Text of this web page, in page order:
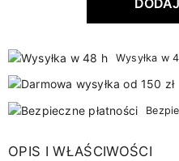
Wysyłka w
OPIS I WŁAŚCIWOŚCI